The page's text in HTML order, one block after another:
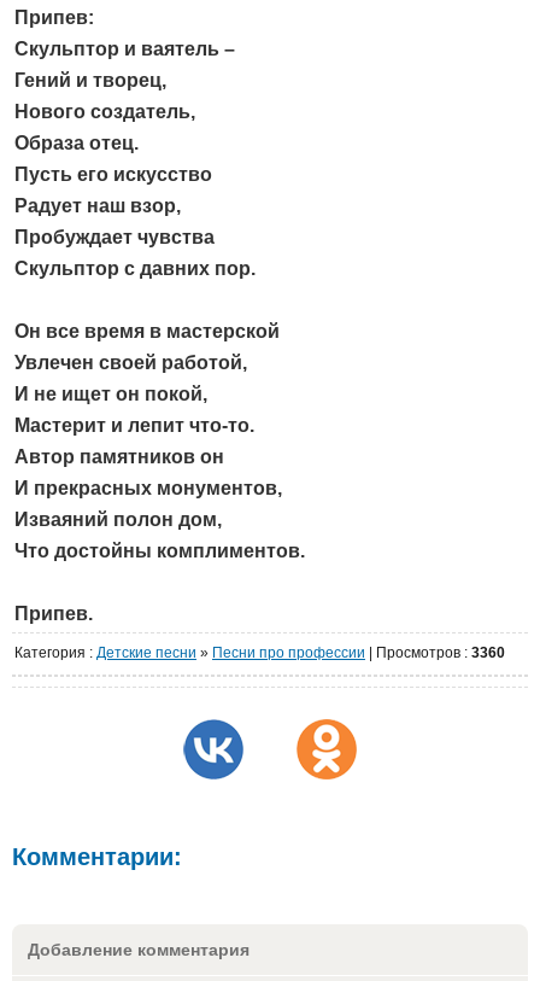
Припев:
Скульптор и ваятель –
Гений и творец,
Нового создатель,
Образа отец.
Пусть его искусство
Радует наш взор,
Пробуждает чувства
Скульптор с давних пор.
Он все время в мастерской
Увлечен своей работой,
И не ищет он покой,
Мастерит и лепит что-то.
Автор памятников он
И прекрасных монументов,
Изваяний полон дом,
Что достойны комплиментов.
Припев.
Категория : Детские песни » Песни про профессии Просмотров : 3360
Комментарии:
Добавление комментария